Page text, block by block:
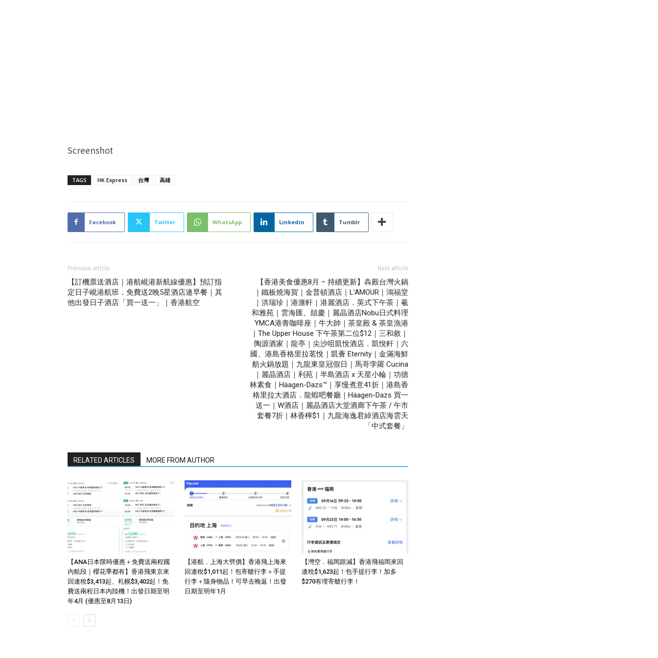
Screenshot
TAGS HK Express 台灣 高雄
Facebook Twitter WhatsApp Linkedin Tumblr
Previous article
【訂機票送酒店｜港航峴港新航線優惠】預訂指
定日子峴港航班．免費送2晚5星酒店連早餐｜其
他出發日子酒店「買一送一」｜香港航空
Next article
【香港美食優惠8月 – 持續更新】犇殿台灣火鍋
｜鐵板燒海賀｜金普頓酒店｜L’AMOUR｜鴻福堂
｜洪瑞珍｜港滙軒｜港麗酒店．英式下午茶｜羲
和雅苑｜雲海匯、囍慶｜麗晶酒店Nobu日式料理
YMCA港青咖啡座｜牛大帥｜茶皇殿 & 茶皇漁港
｜The Upper House 下午茶第二位$12｜三和敘｜
陶源酒家｜龍亭｜尖沙咀凱悅酒店．凱悅軒｜六
國、港島香格里拉茗悅｜凱薈 Eternity｜金滿海鮮
舫火鍋放題｜九龍東皇冠假日｜馬哥孛羅 Cucina
｜麗晶酒店｜利苑｜半島酒店 x 天星小輪｜功德
林素食｜Häagen-Dazs™｜享慢煮意41折｜港島香
格里拉大酒店．龍蝦吧餐廳｜Häagen-Dazs 買一
送一｜W酒店｜麗晶酒店大堂酒廊下午茶 / 午市
套餐7折｜林香檸$1｜九龍海逸君綽酒店海雲天
「中式套餐」
RELATED ARTICLES MORE FROM AUTHOR
【ANA日本限時優惠＋免費送兩程國
內航段｜櫻花季都有】香港飛東京來
回連稅$3,413起、札幌$3,402起！免
費送兩程日本內陸機！出發日期至明
年4月 (優惠至8月13日)
【港航．上海大劈價】香港飛上海來
回連稅$1,011起！包寄艙行李＋手提
行李＋隨身物品！可早去晚返！出發
日期至明年1月
【灣空．福岡跟減】香港飛福岡來回
連稅$1,623起！包手提行李！加多
$270有埋寄艙行李！